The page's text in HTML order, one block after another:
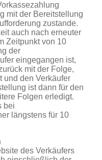
mit der Bereitstellung
zustande.
auch nach erneuter
Zeitpunkt von 10
der
eingegangen ist,
mit der Folge,
und den Verkäufer
ist dann für den
Folgen erledigt.
bei
längstens für 10
des Verkäufers